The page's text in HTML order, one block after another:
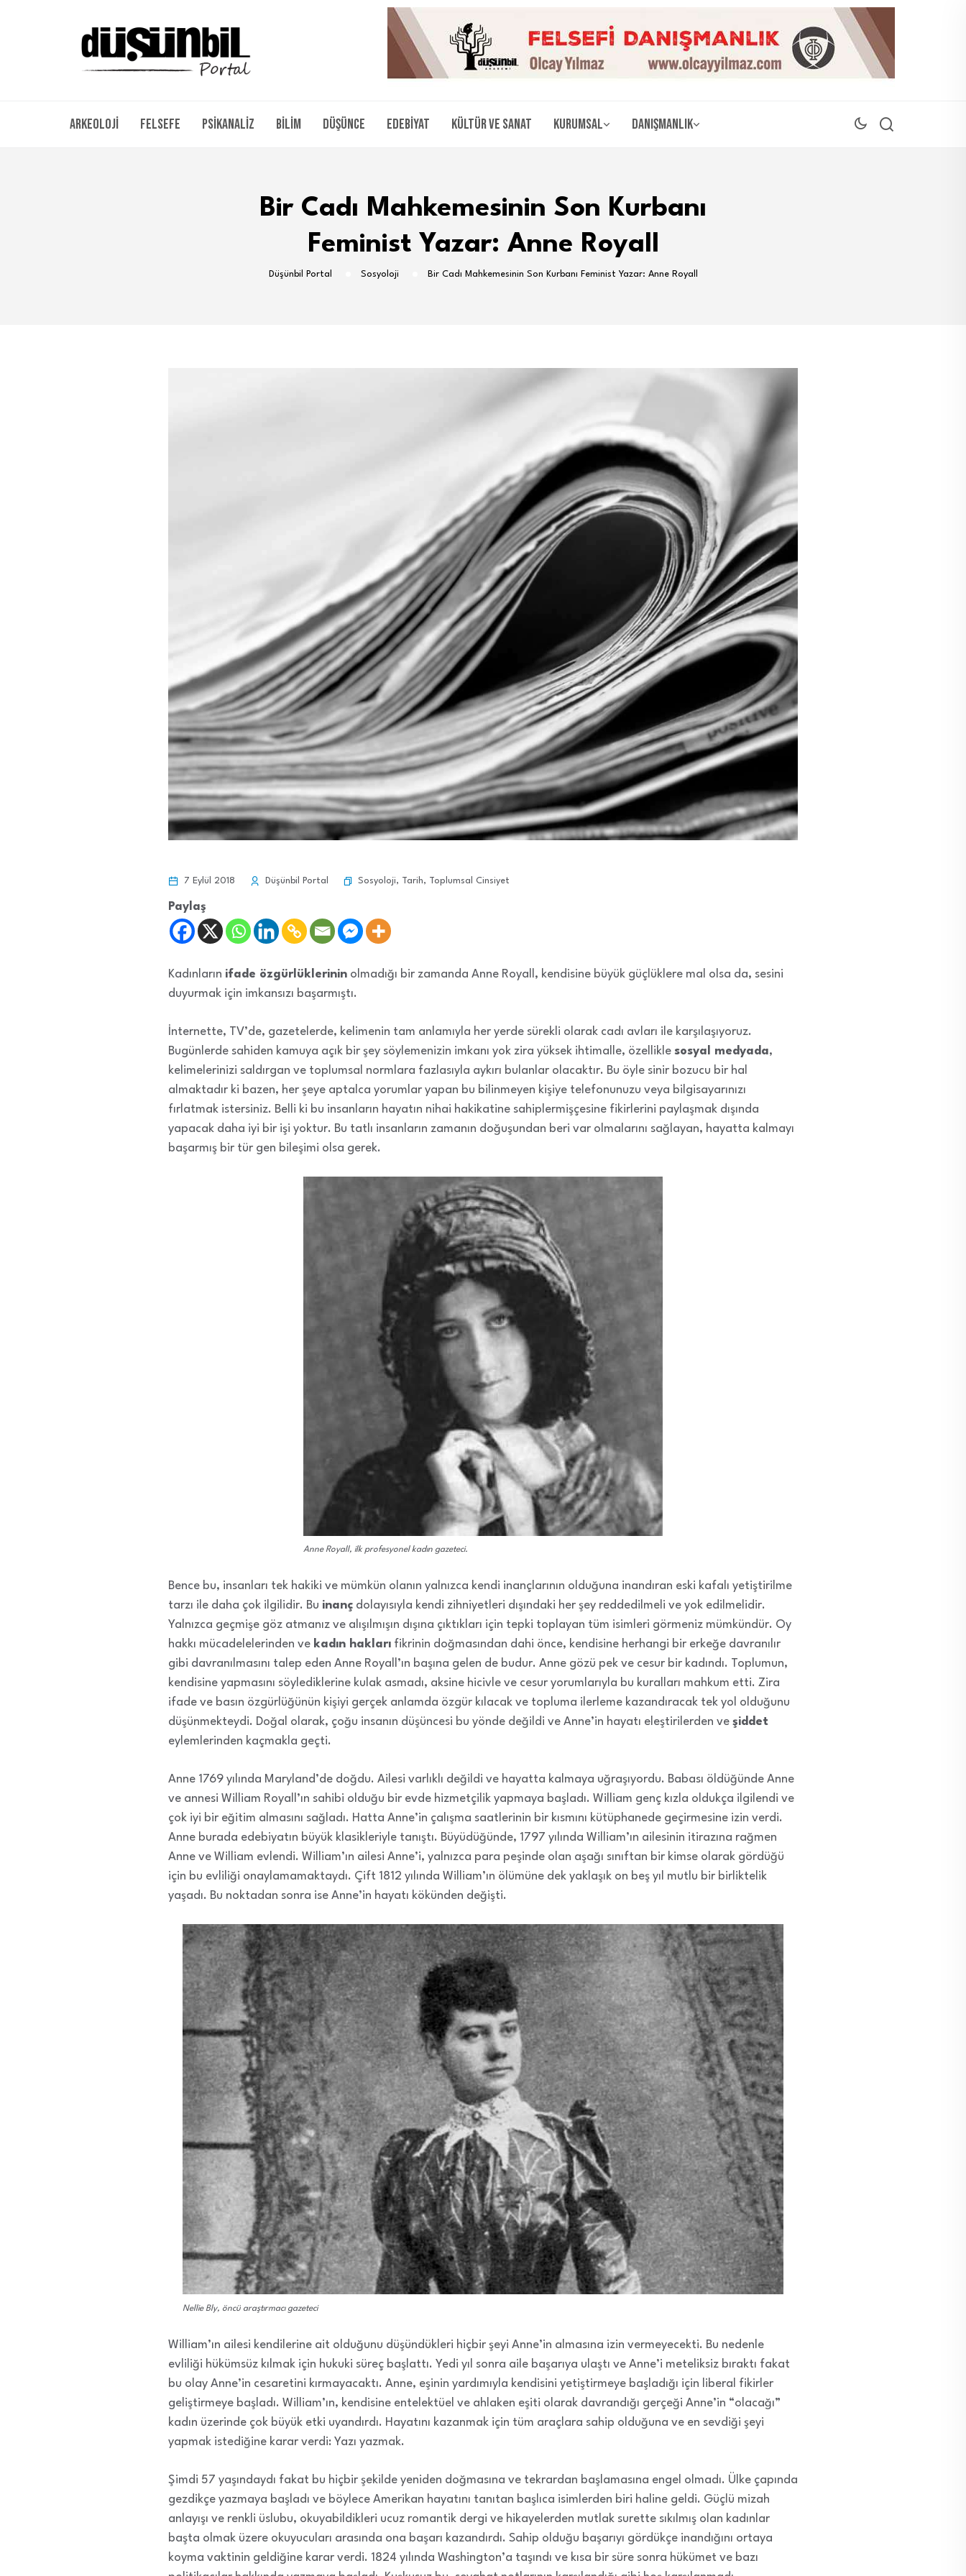
Arkeoloji Felsefe Psikanaliz Bilim Düşünce Edebiyat Kültür ve Sanat Kurumsal Danışmanlık
Bir Cadı Mahkemesinin Son Kurbanı
Feminist Yazar: Anne Royall
Düşünbil Portal Sosyoloji Bir Cadı Mahkemesinin Son Kurbanı Feminist Yazar: Anne Royall
7 Eylül 2018 Düşünbil Portal Sosyoloji, Tarih, Toplumsal Cinsiyet
Paylaş
Kadınların ifade özgürlüklerinin olmadığı bir zamanda Anne Royall, kendisine büyük güçlüklere mal olsa da, sesini
duyurmak için imkansızı başarmıştı.
İnternette, TV’de, gazetelerde, kelimenin tam anlamıyla her yerde sürekli olarak cadı avları ile karşılaşıyoruz.
Bugünlerde sahiden kamuya açık bir şey söylemenizin imkanı yok zira yüksek ihtimalle, özellikle sosyal medyada,
kelimelerinizi saldırgan ve toplumsal normlara fazlasıyla aykırı bulanlar olacaktır. Bu öyle sinir bozucu bir hal
almaktadır ki bazen, her şeye aptalca yorumlar yapan bu bilinmeyen kişiye telefonunuzu veya bilgisayarınızı
fırlatmak istersiniz. Belli ki bu insanların hayatın nihai hakikatine sahiplermişçesine fikirlerini paylaşmak dışında
yapacak daha iyi bir işi yoktur. Bu tatlı insanların zamanın doğuşundan beri var olmalarını sağlayan, hayatta kalmayı
başarmış bir tür gen bileşimi olsa gerek.
Anne Royall, ilk profesyonel kadın gazeteci.
Bence bu, insanları tek hakiki ve mümkün olanın yalnızca kendi inançlarının olduğuna inandıran eski kafalı yetiştirilme
tarzı ile daha çok ilgilidir. Bu inanç dolayısıyla kendi zihniyetleri dışındaki her şey reddedilmeli ve yok edilmelidir.
Yalnızca geçmişe göz atmanız ve alışılmışın dışına çıktıkları için tepki toplayan tüm isimleri görmeniz mümkündür. Oy
hakkı mücadelelerinden ve kadın hakları fikrinin doğmasından dahi önce, kendisine herhangi bir erkeğe davranılır
gibi davranılmasını talep eden Anne Royall’ın başına gelen de budur. Anne gözü pek ve cesur bir kadındı. Toplumun,
kendisine yapmasını söylediklerine kulak asmadı, aksine hicivle ve cesur yorumlarıyla bu kuralları mahkum etti. Zira
ifade ve basın özgürlüğünün kişiyi gerçek anlamda özgür kılacak ve topluma ilerleme kazandıracak tek yol olduğunu
düşünmekteydi. Doğal olarak, çoğu insanın düşüncesi bu yönde değildi ve Anne’in hayatı eleştirilerden ve şiddet
eylemlerinden kaçmakla geçti.
Anne 1769 yılında Maryland’de doğdu. Ailesi varlıklı değildi ve hayatta kalmaya uğraşıyordu. Babası öldüğünde Anne
ve annesi William Royall’ın sahibi olduğu bir evde hizmetçilik yapmaya başladı. William genç kızla oldukça ilgilendi ve
çok iyi bir eğitim almasını sağladı. Hatta Anne’in çalışma saatlerinin bir kısmını kütüphanede geçirmesine izin verdi.
Anne burada edebiyatın büyük klasikleriyle tanıştı. Büyüdüğünde, 1797 yılında William’ın ailesinin itirazına rağmen
Anne ve William evlendi. William’ın ailesi Anne’i, yalnızca para peşinde olan aşağı sınıftan bir kimse olarak gördüğü
için bu evliliği onaylamamaktaydı. Çift 1812 yılında William’ın ölümüne dek yaklaşık on beş yıl mutlu bir birliktelik
yaşadı. Bu noktadan sonra ise Anne’in hayatı kökünden değişti.
Nellie Bly, öncü araştırmacı gazeteci
William’ın ailesi kendilerine ait olduğunu düşündükleri hiçbir şeyi Anne’in almasına izin vermeyecekti. Bu nedenle
evliliği hükümsüz kılmak için hukuki süreç başlattı. Yedi yıl sonra aile başarıya ulaştı ve Anne’i meteliksiz bıraktı fakat
bu olay Anne’in cesaretini kırmayacaktı. Anne, eşinin yardımıyla kendisini yetiştirmeye başladığı için liberal fikirler
geliştirmeye başladı. William’ın, kendisine entelektüel ve ahlaken eşiti olarak davrandığı gerçeği Anne’in “olacağı”
kadın üzerinde çok büyük etki uyandırdı. Hayatını kazanmak için tüm araçlara sahip olduğuna ve en sevdiği şeyi
yapmak istediğine karar verdi: Yazı yazmak.
Şimdi 57 yaşındaydı fakat bu hiçbir şekilde yeniden doğmasına ve tekrardan başlamasına engel olmadı. Ülke çapında
gezdikçe yazmaya başladı ve böylece Amerikan hayatını tanıtan başlıca isimlerden biri haline geldi. Güçlü mizah
anlayışı ve renkli üslubu, okuyabildikleri ucuz romantik dergi ve hikayelerden mutlak surette sıkılmış olan kadınlar
başta olmak üzere okuyucuları arasında ona başarı kazandırdı. Sahip olduğu başarıyı gördükçe inandığını ortaya
koyma vaktinin geldiğine karar verdi. 1824 yılında Washington’a taşındı ve kısa bir süre sonra hükümet ve bazı